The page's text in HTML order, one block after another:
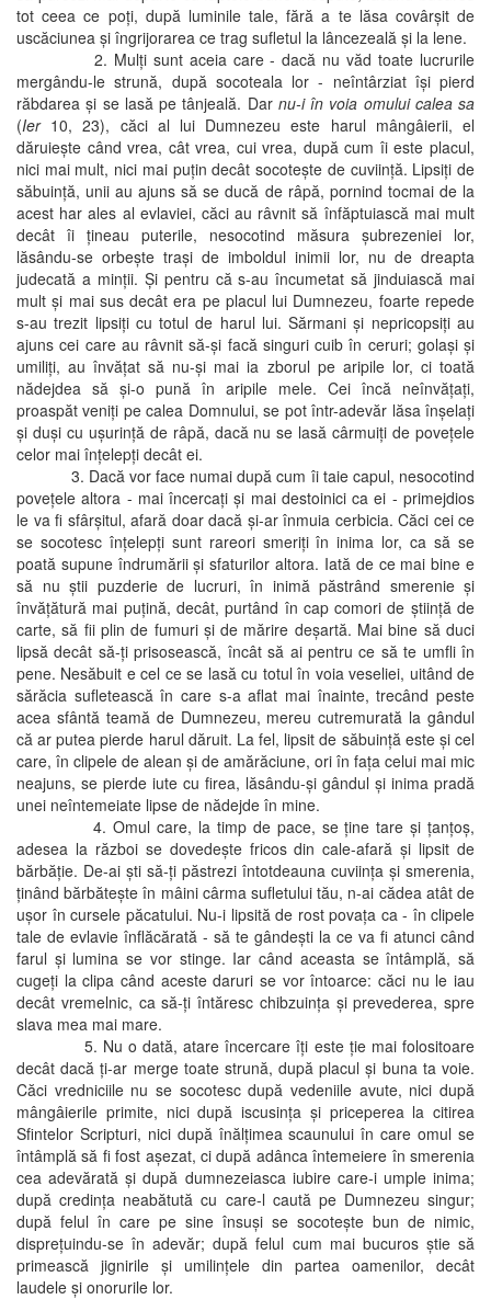
tot ceea ce poţi, după luminile tale, fără a te lăsa covârşit de
uscăciunea şi îngrijorarea ce trag sufletul la lâncezeală şi la lene.
2. Mulţi sunt aceia care - dacă nu văd toate lucrurile
mergându-le strună, după socoteala lor - neîntârziat îşi pierd
răbdarea şi se lasă pe tânjeală. Dar nu-i în voia omului calea sa
(Ier 10, 23), căci al lui Dumnezeu este harul mângâierii, el
dăruieşte când vrea, cât vrea, cui vrea, după cum îi este placul,
nici mai mult, nici mai puţin decât socoteşte de cuviinţă. Lipsiţi de
săbuinţă, unii au ajuns să se ducă de râpă, pornind tocmai de la
acest har ales al evlaviei, căci au râvnit să înfăptuiască mai mult
decât îi ţineau puterile, nesocotind măsura şubrezeniei lor,
lăsându-se orbeşte traşi de imboldul inimii lor, nu de dreapta
judecată a minţii. Şi pentru că s-au încumetat să jinduiască mai
mult şi mai sus decât era pe placul lui Dumnezeu, foarte repede
s-au trezit lipsiţi cu totul de harul lui. Sărmani şi nepricopsiţi au
ajuns cei care au râvnit să-şi facă singuri cuib în ceruri; golaşi şi
umiliţi, au învăţat să nu-şi mai ia zborul pe aripile lor, ci toată
nădejdea să şi-o pună în aripile mele. Cei încă neînvăţaţi,
proaspăt veniţi pe calea Domnului, se pot într-adevăr lăsa înşelaţi
şi duşi cu uşurinţă de râpă, dacă nu se lasă cârmuiţi de poveţele
celor mai înţelepţi decât ei.
3. Dacă vor face numai după cum îi taie capul, nesocotind
poveţele altora - mai încercaţi şi mai destoinici ca ei - primejdios
le va fi sfârşitul, afară doar dacă şi-ar înmuia cerbicia. Căci cei ce
se socotesc înţelepţi sunt rareori smeriţi în inima lor, ca să se
poată supune îndrumării şi sfaturilor altora. Iată de ce mai bine e
să nu ştii puzderie de lucruri, în inimă păstrând smerenie şi
învăţătură mai puţină, decât, purtând în cap comori de ştiinţă de
carte, să fii plin de fumuri şi de mărire deşartă. Mai bine să duci
lipsă decât să-ţi prisosească, încât să ai pentru ce să te umfli în
pene. Nesăbuit e cel ce se lasă cu totul în voia veseliei, uitând de
sărăcia sufletească în care s-a aflat mai înainte, trecând peste
acea sfântă teamă de Dumnezeu, mereu cutremurată la gândul
că ar putea pierde harul dăruit. La fel, lipsit de săbuinţă este şi cel
care, în clipele de alean şi de amărăciune, ori în faţa celui mai mic
neajuns, se pierde iute cu firea, lăsându-şi gândul şi inima pradă
unei neîntemeiate lipse de nădejde în mine.
4. Omul care, la timp de pace, se ţine tare şi ţanţoş,
adesea la război se dovedeşte fricos din cale-afară şi lipsit de
bărbăţie. De-ai şti să-ţi păstrezi întotdeauna cuviinţa şi smerenia,
ţinând bărbăteşte în mâini cârma sufletului tău, n-ai cădea atât de
uşor în cursele păcatului. Nu-i lipsită de rost povaţa ca - în clipele
tale de evlavie înflăcărată - să te gândeşti la ce va fi atunci când
farul şi lumina se vor stinge. Iar când aceasta se întâmplă, să
cugeţi la clipa când aceste daruri se vor întoarce: căci nu le iau
decât vremelnic, ca să-ţi întăresc chibzuinţa şi prevederea, spre
slava mea mai mare.
5. Nu o dată, atare încercare îţi este ţie mai folositoare
decât dacă ţi-ar merge toate strună, după placul şi buna ta voie.
Căci vredniciile nu se socotesc după vedeniile avute, nici după
mângâierile primite, nici după iscusinţa şi priceperea la citirea
Sfintelor Scripturi, nici după înălţimea scaunului în care omul se
întâmplă să fi fost aşezat, ci după adânca întemeiere în smerenia
cea adevărată şi după dumnezeiasca iubire care-i umple inima;
după credinţa neabătută cu care-l caută pe Dumnezeu singur;
după felul în care pe sine însuşi se socoteşte bun de nimic,
dispreţuindu-se în adevăr; după felul cum mai bucuros ştie să
primească jignirile şi umilinţele din partea oamenilor, decât
laudele şi onorurile lor.